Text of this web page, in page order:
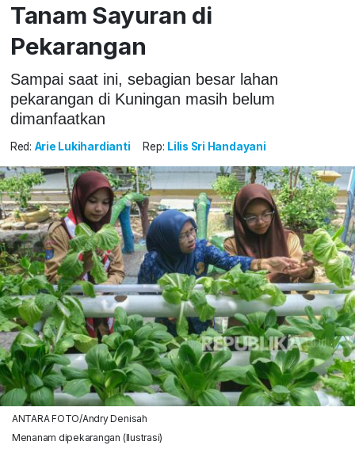
Tanam Sayuran di
Pekarangan
Sampai saat ini, sebagian besar lahan
pekarangan di Kuningan masih belum
dimanfaatkan
Red: Arie Lukihardianti Rep: Lilis Sri Handayani
ANTARA FOTO/Andry Denisah
Menanam dipekarangan (Ilustrasi)